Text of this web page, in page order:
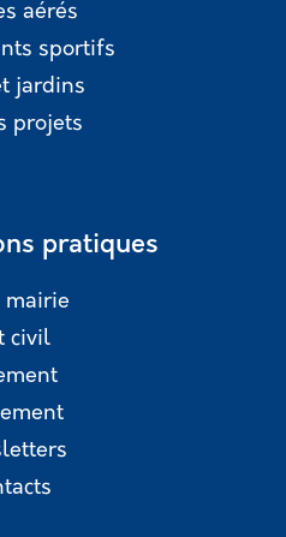
aérés
sportifs
jardins
projets
pratiques
mairie
civil